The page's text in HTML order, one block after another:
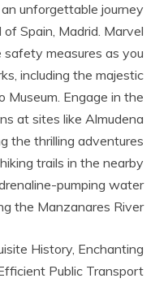
unforgettable journey
Spain, Madrid. Marvel
measures as you
including the majestic
Museum. Engage in the
at sites like Almudena
the thrilling adventures
trails in the nearby
pumping water
the Manzanares River.
History, Enchanting
Public Transport"